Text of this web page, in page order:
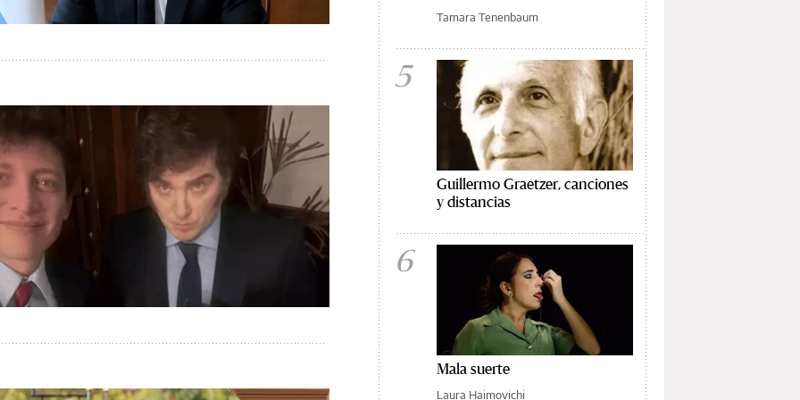
Tamara Tenenbaum
5
Guillermo Graetzer, canciones
y distancias
6
Mala suerte
Laura Haimovichi